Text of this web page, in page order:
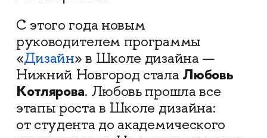
С этого года новым
руководителем программы
«Дизайн» в Школе дизайна —
Нижний Новгород стала Любовь
Котлярова. Любовь прошла все
этапы роста в Школе дизайна:
от студента до академического